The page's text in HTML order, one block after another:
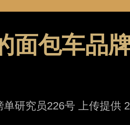
面包车品
研究员226号 上传提供